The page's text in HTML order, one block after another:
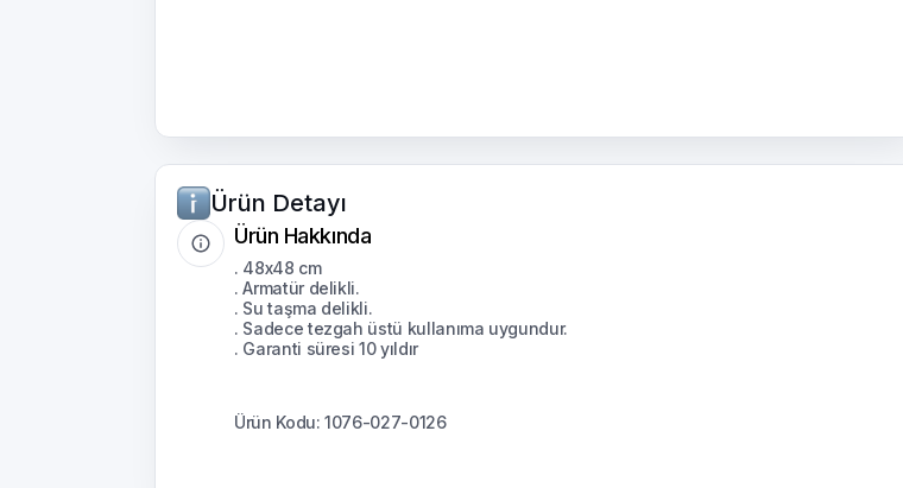
Ürün Detayı
Ürün Hakkında
. 48x48 cm
. Armatür delikli.
. Su taşma delikli.
. Sadece tezgah üstü kullanıma uygundur.
. Garanti süresi 10 yıldır
Ürün Kodu: 1076-027-0126